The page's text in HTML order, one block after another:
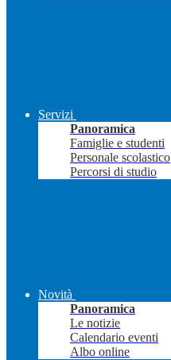
Servizi
Panoramica
Famiglie e studenti
Personale scolastico
Percorsi di studio
Novità
Panoramica
Le notizie
Calendario eventi
Albo online